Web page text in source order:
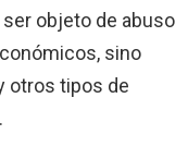
objeto de abuso
sino
otros tipos de